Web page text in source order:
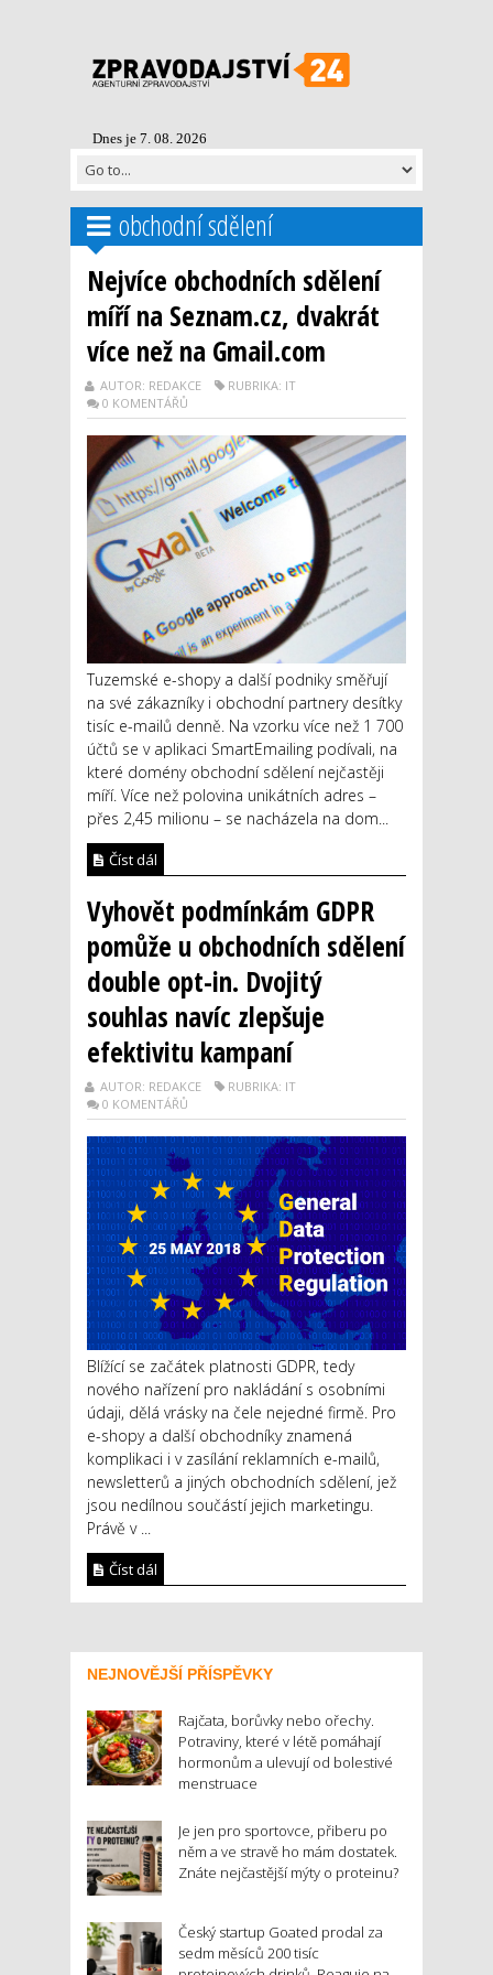
Dnes je 7. 08. 2026
obchodní sdělení
Nejvíce obchodních sdělení
míří na Seznam.cz, dvakrát
více než na Gmail.com
AUTOR: REDAKCE
RUBRIKA: IT
0 KOMENTÁŘŮ
Tuzemské e-shopy a další podniky směřují
na své zákazníky i obchodní partnery desítky
tisíc e-mailů denně. Na vzorku více než 1 700
účtů se v aplikaci SmartEmailing podívali, na
které domény obchodní sdělení nejčastěji
míří. Více než polovina unikátních adres –
přes 2,45 milionu – se nacházela na dom...
Číst dál
Vyhovět podmínkám GDPR
pomůže u obchodních sdělení
double opt-in. Dvojitý
souhlas navíc zlepšuje
efektivitu kampaní
AUTOR: REDAKCE
RUBRIKA: IT
0 KOMENTÁŘŮ
Blížící se začátek platnosti GDPR, tedy
nového nařízení pro nakládání s osobními
údaji, dělá vrásky na čele nejedné firmě. Pro
e-shopy a další obchodníky znamená
komplikaci i v zasílání reklamních e-mailů,
newsletterů a jiných obchodních sdělení, jež
jsou nedílnou součástí jejich marketingu.
Právě v ...
Číst dál
NEJNOVĚJŠÍ PŘÍSPĚVKY
Rajčata, borůvky nebo ořechy.
Potraviny, které v létě pomáhají
hormonům a ulevují od bolestivé
menstruace
Je jen pro sportovce, přiberu po
něm a ve stravě ho mám dostatek.
Znáte nejčastější mýty o proteinu?
Český startup Goated prodal za
sedm měsíců 200 tisíc